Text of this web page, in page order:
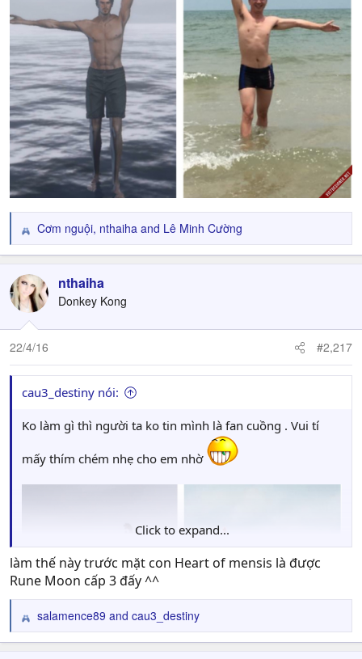
R
e
c
t
i
o
n
:
Cơm nguội, nthaiha and Lê Minh Cường
nthaiha
Donkey Kong
22/4/16 #2,217
cau3_destiny nói:
Ko làm gì thì người ta ko tin mình là fan cuồng . Vui tí
mấy thím chém nhẹ cho em nhờ
Click to expand...
làm thế này trước mặt con Heart of mensis là được
Rune Moon cấp 3 đấy ^^
R
e
salamence89 and cau3_destiny